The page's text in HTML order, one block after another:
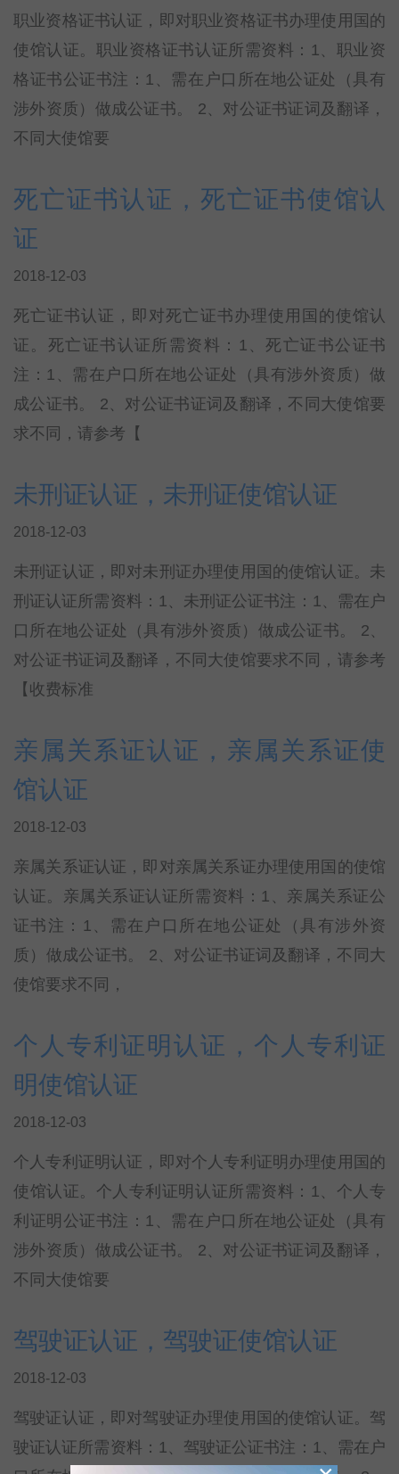
职业资格证书认证，即对职业资格证书办理使用国的
使馆认证。职业资格证书认证所需资料：1、职业资
格证书公证书注：1、需在户口所在地公证处（具有
涉外资质）做成公证书。 2、对公证书证词及翻译，
不同大使馆要
死亡证书认证，死亡证书使馆认
证
2018-12-03
死亡证书认证，即对死亡证书办理使用国的使馆认
证。死亡证书认证所需资料：1、死亡证书公证书
注：1、需在户口所在地公证处（具有涉外资质）做
成公证书。 2、对公证书证词及翻译，不同大使馆要
求不同，请参考【
未刑证认证，未刑证使馆认证
2018-12-03
未刑证认证，即对未刑证办理使用国的使馆认证。未
刑证认证所需资料：1、未刑证公证书注：1、需在户
口所在地公证处（具有涉外资质）做成公证书。 2、
对公证书证词及翻译，不同大使馆要求不同，请参考
【收费标准
亲属关系证认证，亲属关系证使
馆认证
2018-12-03
亲属关系证认证，即对亲属关系证办理使用国的使馆
认证。亲属关系证认证所需资料：1、亲属关系证公
证书注：1、需在户口所在地公证处（具有涉外资
质）做成公证书。 2、对公证书证词及翻译，不同大
使馆要求不同，
个人专利证明认证，个人专利证
明使馆认证
2018-12-03
个人专利证明认证，即对个人专利证明办理使用国的
使馆认证。个人专利证明认证所需资料：1、个人专
利证明公证书注：1、需在户口所在地公证处（具有
涉外资质）做成公证书。 2、对公证书证词及翻译，
不同大使馆要
驾驶证认证，驾驶证使馆认证
2018-12-03
驾驶证认证，即对驾驶证办理使用国的使馆认证。驾
驶证认证所需资料：1、驾驶证公证书注：1、需在户